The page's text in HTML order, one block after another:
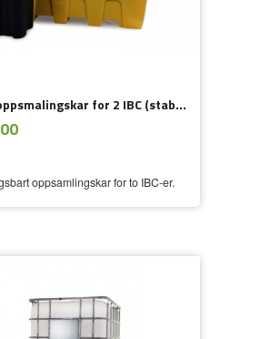
Dobbelt oppsmalingskar for 2 IBC (stablingsbar)
mva.
oppsamlingskar for to IBC-er.